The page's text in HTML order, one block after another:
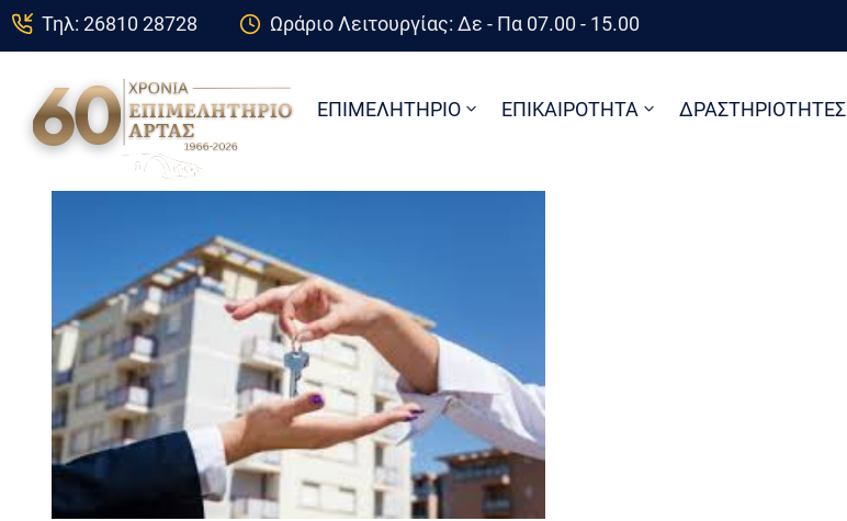
Τηλ: 26810 28728 Ωράριο Λειτουργίας: Δε - Πα 07.00 - 15.00
ΕΠΙΜΕΛΗΤΗΡΙΟ ΕΠΙΚΑΙΡΟΤΗΤΑ ΔΡΑΣΤΗΡΙΟΤΗΤΕΣ